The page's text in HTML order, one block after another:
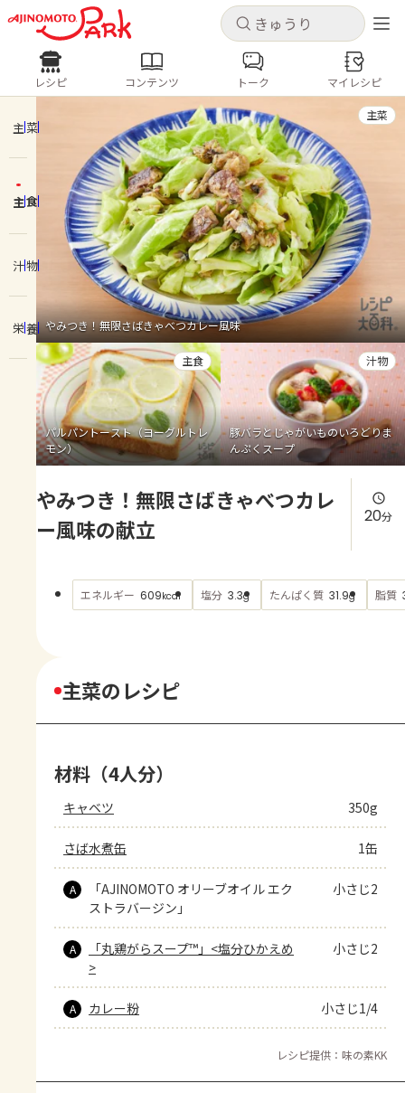
キャンセル
ログインするとレシピを保存できます
ログイン 新規登録
ホーム
コンテンツ
レシピ
トーク
よくあるお問い合わせ
お買い物
AJINOMOTO PARK とは
キャンセル
レシピ コンテンツ
人気の食材・レシピ
きゅうり なす トマト
とうもろこし
ピーマン
みょうが ゴーヤ
レシピ コンテンツ トーク マイレシピ
主菜
主食
汁物
栄養 やみつき！無限さばきゃべつカレー風味
主菜
パルパントースト（ヨーグルトレ
モン）
主食
豚バラとじゃがいものいろどりま
んぷくスープ
汁物
やみつき！無限さばきゃべつカレ
ー風味の献立
20分
エネルギー 609kcal 塩分 3.3g たんぱく質 31.9g 脂質
主菜のレシピ
材料（4人分）
キャベツ 350g
さば水煮缶 1缶
A
「AJINOMOTO オリーブオイル エク
ストラバージン」
小さじ2
A
「丸鶏がらスープ™」<塩分ひかえめ
>
小さじ2
A カレー粉 小さじ1/4
レシピ提供：味の素KK